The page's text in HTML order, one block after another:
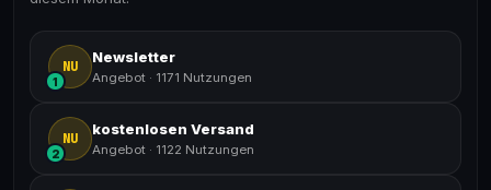
NU
1
Newsletter
Angebot · 1171 Nutzungen
NU
2
kostenlosen Versand
Angebot · 1122 Nutzungen